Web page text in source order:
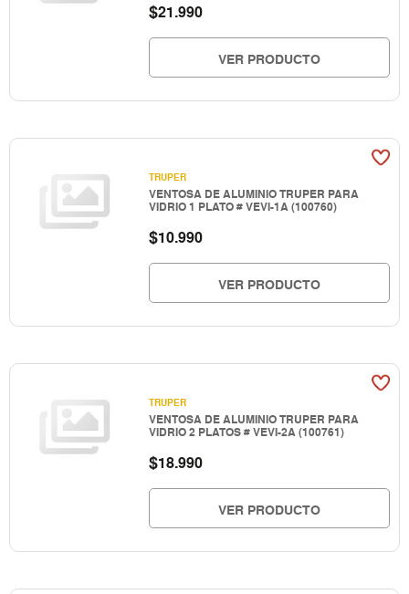
$21.990
VER PRODUCTO
TRUPER
VENTOSA DE ALUMINIO TRUPER PARA
VIDRIO 1 PLATO # VEVI-1A (100760)
$10.990
VER PRODUCTO
TRUPER
VENTOSA DE ALUMINIO TRUPER PARA
VIDRIO 2 PLATOS # VEVI-2A (100761)
$18.990
VER PRODUCTO